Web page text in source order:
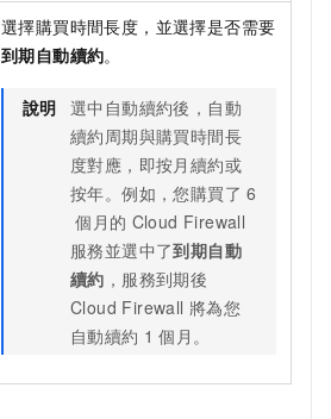
選擇購買時間長度，並選擇是否需要
到期自動續約。
說明 選中自動續約後，自動
續約周期與購買時間長
度對應，即按月續約或
按年。例如，您購買了 6
個月的 Cloud Firewall
服務並選中了到期自動
續約 ，服務到期後
Cloud Firewall 將為您
自動續約 1 個月。